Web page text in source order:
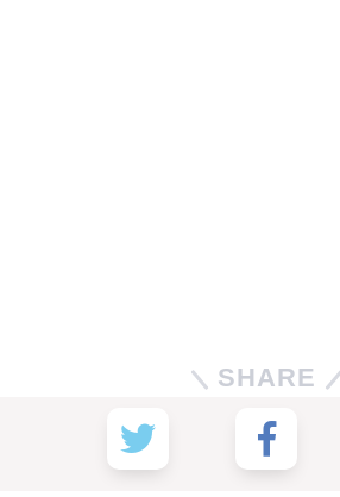
SHARE